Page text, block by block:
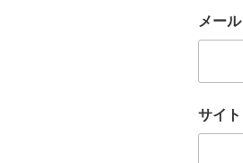
メール
サイト